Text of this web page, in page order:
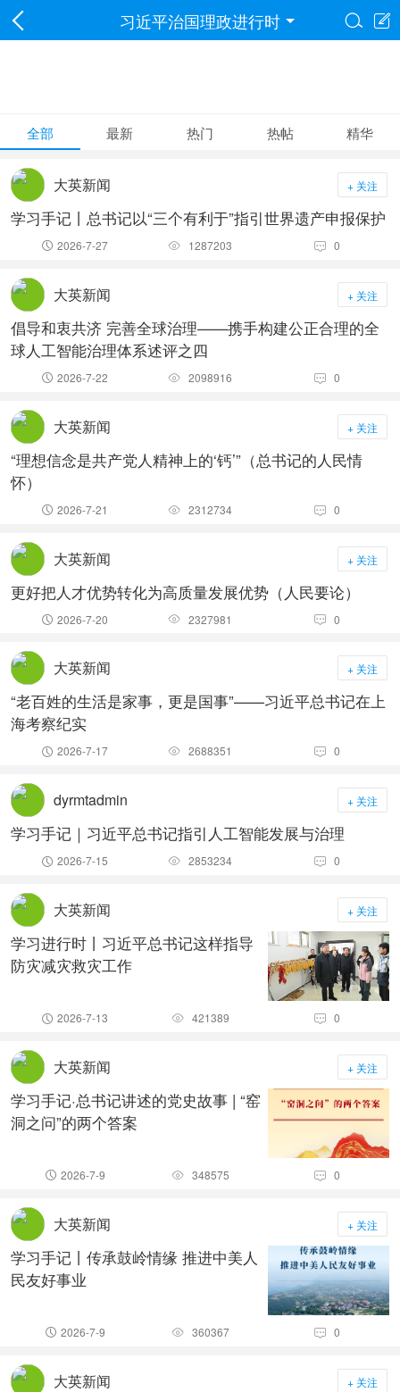
习近平治国理政进行时 

全部 最新 热门 热帖 精华
大英新闻 + 关注
学习手记丨总书记以“三个有利于”指引世界遗产申报保护
 2026-7-27  1287203  0
大英新闻 + 关注
倡导和衷共济 完善全球治理——携手构建公正合理的全
球人工智能治理体系述评之四
 2026-7-22  2098916  0
大英新闻 + 关注
“理想信念是共产党人精神上的‘钙’”（总书记的人民情
怀）
 2026-7-21  2312734  0
大英新闻 + 关注
更好把人才优势转化为高质量发展优势（人民要论）
 2026-7-20  2327981  0
大英新闻 + 关注
“老百姓的生活是家事，更是国事”——习近平总书记在上
海考察纪实
 2026-7-17  2688351  0
dyrmtadmin + 关注
学习手记｜习近平总书记指引人工智能发展与治理
 2026-7-15  2853234  0
大英新闻 + 关注
学习进行时丨习近平总书记这样指导
防灾减灾救灾工作
 2026-7-13  421389  0
大英新闻 + 关注
学习手记·总书记讲述的党史故事 | “窑
洞之问”的两个答案
 2026-7-9  348575  0
大英新闻 + 关注
学习手记丨传承鼓岭情缘 推进中美人
民友好事业
 2026-7-9  360367  0
大英新闻 + 关注